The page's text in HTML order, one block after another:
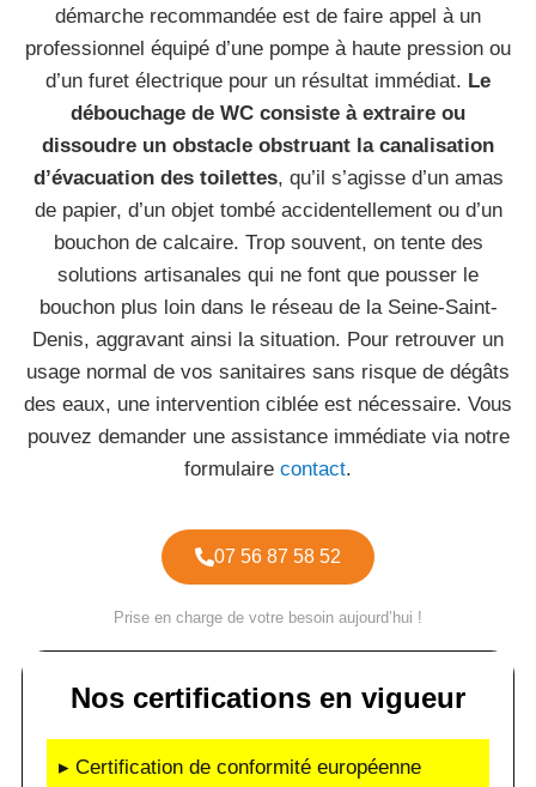
démarche recommandée est de faire appel à un
professionnel équipé d’une pompe à haute pression ou
d’un furet électrique pour un résultat immédiat. Le
débouchage de WC consiste à extraire ou
dissoudre un obstacle obstruant la canalisation
d’évacuation des toilettes, qu’il s’agisse d’un amas
de papier, d’un objet tombé accidentellement ou d’un
bouchon de calcaire. Trop souvent, on tente des
solutions artisanales qui ne font que pousser le
bouchon plus loin dans le réseau de la Seine-Saint-
Denis, aggravant ainsi la situation. Pour retrouver un
usage normal de vos sanitaires sans risque de dégâts
des eaux, une intervention ciblée est nécessaire. Vous
pouvez demander une assistance immédiate via notre
formulaire contact.
07 56 87 58 52
Prise en charge de votre besoin aujourd’hui !
Nos certifications en vigueur
▸ Certification de conformité européenne